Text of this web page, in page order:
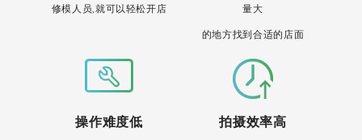
修模人员,就可以轻松开店
量大
的地方找到合适的店面
操作难度低 拍摄效率高